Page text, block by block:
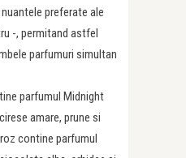
preferate ale
-, permitand astfel
parfumuri simultan
parfumul Midnight
amare, prune si
contine parfumul